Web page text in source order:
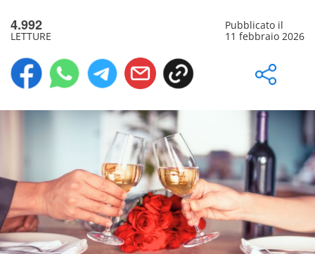
4.992
LETTURE
Pubblicato il
11 febbraio 2026